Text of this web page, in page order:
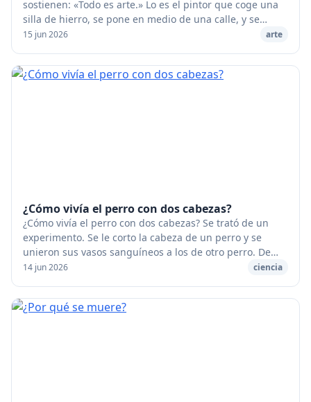
sostienen: «Todo es arte.» Lo es el pintor que coge una
silla de hierro, se pone en medio de una calle, y se
coloca un cartel que dice: «Miradme, con esto b...
15 jun 2026 arte
¿Cómo vivía el perro con dos cabezas?
¿Cómo vivía el perro con dos cabezas? Se trató de un
experimento. Se le corto la cabeza de un perro y se
unieron sus vasos sanguíneos a los de otro perro. De
manera que esas dos cabezas sólo tenían un...
14 jun 2026 ciencia